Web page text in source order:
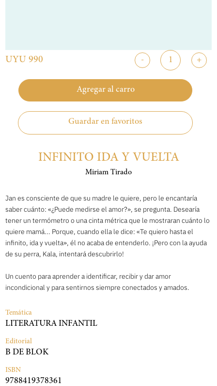
UYU 990 - +
Agregar al carro
Guardar en favoritos
INFINITO IDA Y VUELTA
Miriam Tirado
Jan es consciente de que su madre le quiere, pero le encantaría
saber cuánto: «¿Puede medirse el amor?», se pregunta. Desearía
tener un termómetro o una cinta métrica que le mostraran cuánto lo
quiere mamá... Porque, cuando ella le dice: «Te quiero hasta el
infinito, ida y vuelta», él no acaba de entenderlo. ¡Pero con la ayuda
de su perra, Kala, intentará descubrirlo!
Un cuento para aprender a identificar, recibir y dar amor
incondicional y para sentirnos siempre conectados y amados.
Temática
LITERATURA INFANTIL
Editorial
B DE BLOK
ISBN
9788419378361